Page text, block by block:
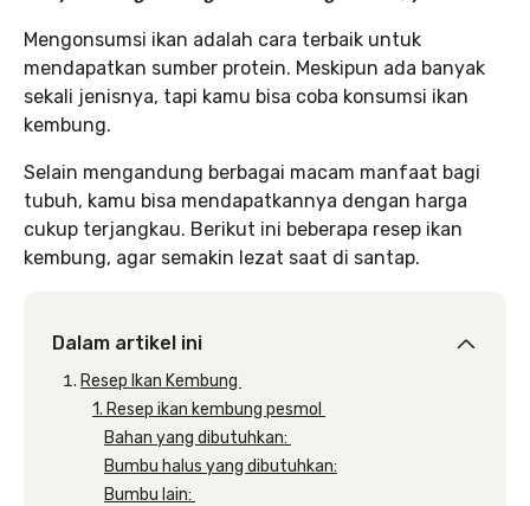
Mengonsumsi ikan adalah cara terbaik untuk
mendapatkan sumber protein. Meskipun ada banyak
sekali jenisnya, tapi kamu bisa coba konsumsi ikan
kembung.
Selain mengandung berbagai macam manfaat bagi
tubuh, kamu bisa mendapatkannya dengan harga
cukup terjangkau. Berikut ini beberapa resep ikan
kembung, agar semakin lezat saat di santap.
Dalam artikel ini
Resep Ikan Kembung
1. Resep ikan kembung pesmol
Bahan yang dibutuhkan:
Bumbu halus yang dibutuhkan:
Bumbu lain: